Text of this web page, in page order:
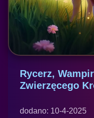
Rycerz,
Zwierzęcego
dodano: 10-4-2025